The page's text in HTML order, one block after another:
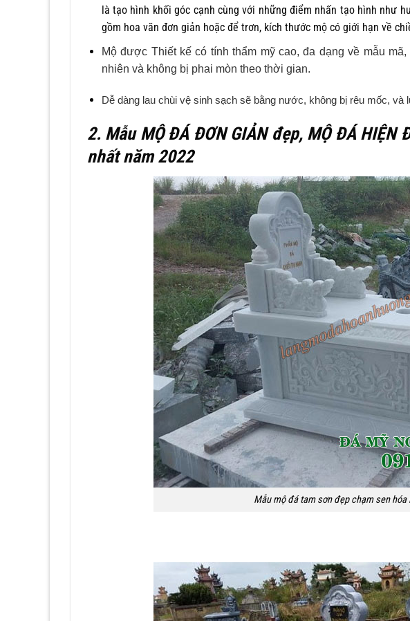
là tạo hình khối góc cạnh cùng với những điểm nhấn tạo hình như
gồm hoa văn đơn giản hoặc để trơn, kích thước mộ có giới hạn về
Mộ được Thiết kế có tính thẩm mỹ cao, đa dạng về mẫu
nhiên và không bị phai mòn theo thời gian.
Dễ dàng lau chùi vệ sinh sạch sẽ bằng nước, không bị rêu mốc,
2. Mẫu MỘ ĐÁ ĐƠN GIẢN đẹp, MỘ ĐÁ
nhất năm 2022
Mẫu mộ đá tam sơn đẹp chạm sen